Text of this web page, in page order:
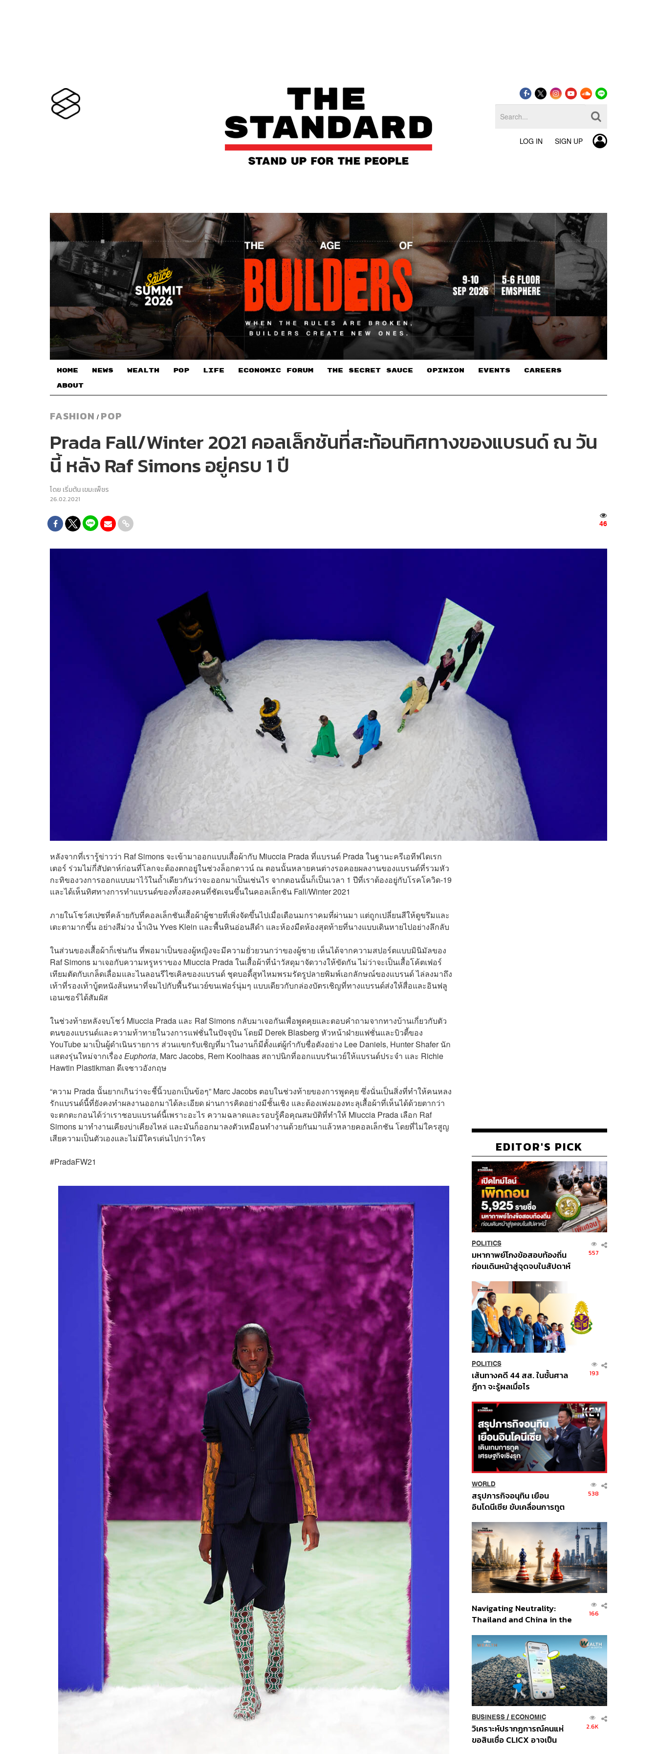
LOG IN SIGN UP
HOME NEWS WEALTH POP LIFE ECONOMIC FORUM THE SECRET SAUCE​ OPINION EVENTS CAREERS
ABOUT
FASHION / POP
Prada Fall/Winter 2021 คอลเล็กชันที่สะท้อนทิศทางของแบรนด์ ณ วัน
นี้ หลัง Raf Simons อยู่ครบ 1 ปี
โดย เริ่มต้น เขมะเพ็ชร
26.02.2021
46
หลังจากที่เรารู้ข่าวว่า Raf Simons จะเข้ามาออกแบบเสื้อผ้ากับ Miuccia Prada ที่แบรนด์ Prada ในฐานะครีเอทีฟไดเรก
เตอร์ ร่วมไม่กี่สัปดาห์ก่อนที่โลกจะต้องตกอยู่ในช่วงล็อกดาวน์ ณ ตอนนั้นหลายคนต่างรอคอยผลงานของแบรนด์ที่รวมหัว
กะทิของวงการออกแบบมาไว้ในถ้ำเดียวกันว่าจะออกมาเป็นเช่นไร จากตอนนั้นก็เป็นเวลา 1 ปีที่เราต้องอยู่กับโรคโควิด-19
และได้เห็นทิศทางการทำแบรนด์ของทั้งสองคนที่ชัดเจนขึ้นในคอลเล็กชัน Fall/Winter 2021
ภายในโชว์สเปซที่คล้ายกับที่คอลเล็กชันเสื้อผ้าผู้ชายที่เพิ่งจัดขึ้นไปเมื่อเดือนมกราคมที่ผ่านมา แต่ถูกเปลี่ยนสีให้ดูขรึมและ
เตะตามากขึ้น อย่างสีม่วง น้ำเงิน Yves Klein และพื้นหินอ่อนสีดำ และห้องมืดห้องสุดท้ายที่นางแบบเดินหายไปอย่างลึกลับ
ในส่วนของเสื้อผ้าก็เช่นกัน ที่พอมาเป็นของผู้หญิงจะมีความยั่วยวนกว่าของผู้ชาย เห็นได้จากความสปอร์ตแบบมินิมัลของ
Raf Simons มาเจอกับความหรูหราของ Miuccia Prada ในเสื้อผ้าที่นำวัสดุมาจัดวางให้ขัดกัน ไม่ว่าจะเป็นเสื้อโค้ตเฟอร์
เทียมตัดกับเกล็ดเลื่อมและไนลอนรีไซเคิลของแบรนด์ ชุดบอดี้สูทไหมพรมรัดรูปลายพิมพ์เอกลักษณ์ของแบรนด์ ไล่ลงมาถึง
เท้าที่รองเท้าบู้ตหนังส้นหนาที่จมไปกับพื้นรันเวย์ขนเฟอร์นุ่มๆ แบบเดียวกับกล่องบัตรเชิญที่ทางแบรนด์ส่งให้สื่อและอินฟลู
เอนเซอร์ได้สัมผัส
ในช่วงท้ายหลังจบโชว์ Miuccia Prada และ Raf Simons กลับมาเจอกันเพื่อพูดคุยและตอบคำถามจากทางบ้านเกี่ยวกับตัว
ตนของแบรนด์และความท้าทายในวงการแฟชั่นในปัจจุบัน โดยมี Derek Blasberg หัวหน้าฝ่ายแฟชั่นและบิวตี้ของ
YouTube มาเป็นผู้ดำเนินรายการ ส่วนแขกรับเชิญที่มาในงานก็มีตั้งแต่ผู้กำกับชื่อดังอย่าง Lee Daniels, Hunter Shafer นัก
แสดงรุ่นใหม่จากเรื่อง Euphoria, Marc Jacobs, Rem Koolhaas สถาปนิกที่ออกแบบรันเวย์ให้แบรนด์ประจำ และ Richie
Hawtin Plastikman ดีเจชาวอังกฤษ
“ความ Prada นั้นยากเกินว่าจะชี้นิ้วบอกเป็นข้อๆ” Marc Jacobs ตอบในช่วงท้ายของการพูดคุย ซึ่งนั่นเป็นสิ่งที่ทำให้คนหลง
รักแบรนด์นี้ที่ยังคงทำผลงานออกมาได้ละเอียด ผ่านการคิดอย่างมีชั้นเชิง และต้องเพ่งมองทะลุเสื้อผ้าที่เห็นได้ด้วยตากว่า
จะตกตะกอนได้ว่าเราชอบแบรนด์นี้เพราะอะไร ความฉลาดและรอบรู้คือคุณสมบัติที่ทำให้ Miuccia Prada เลือก Raf
Simons มาทำงานเคียงบ่าเคียงไหล่ และมันก็ออกมาลงตัวเหมือนทำงานด้วยกันมาแล้วหลายคอลเล็กชัน โดยที่ไม่ใครสูญ
เสียความเป็นตัวเองและไม่มีใครเด่นไปกว่าใคร
#PradaFW21
EDITOR'S PICK
POLITICS
มหากาพย์โกงข้อสอบท้องถิ่น
ก่อนเดินหน้าสู่จุดจบในสัปดาห์
557
POLITICS
เส้นทางคดี 44 สส. ในชั้นศาล
ฎีกา จะรู้ผลเมื่อไร
193
WORLD
สรุปภารกิจอนุทิน เยือน
อินโดนีเซีย ขับเคลื่อนการทูต
ส่วนยุทธศาสตร์ไทย –
อินโดนีเซีย
538
Navigating Neutrality:
Thailand and China in the
Order
166
BUSINESS/ ECONOMIC
วิเคราะห์ปรากฏการณ์คนแห่
ขอสินเชื่อ CLICX อาจเป็น
2.6K